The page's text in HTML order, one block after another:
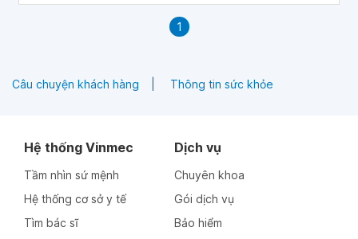
1
Câu chuyện khách hàng Thông tin sức khỏe
Hệ thống Vinmec
Tầm nhìn sứ mệnh
Hệ thống cơ sở y tế
Tìm bác sĩ
Dịch vụ
Chuyên khoa
Gói dịch vụ
Bảo hiểm